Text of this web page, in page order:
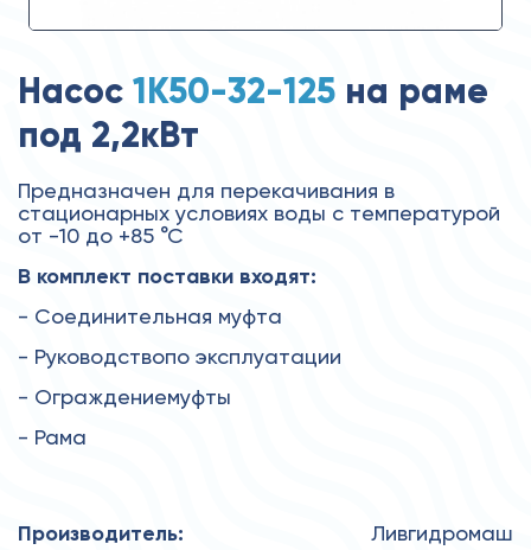
Насос 1К50-32-125 на раме
под 2,2кВт
Предназначен для перекачивания в
стационарных условиях воды с температурой
от -10 до +85 °С
В комплект поставки входят:
- Соединительная муфта
- Руководствопо эксплуатации
- Ограждениемуфты
- Рама
Производитель: Ливгидромаш